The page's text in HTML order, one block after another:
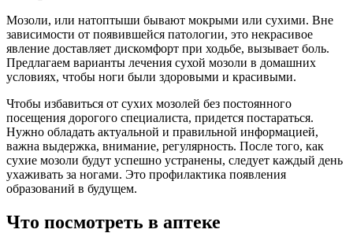
Мозоли, или натоптыши бывают мокрыми или сухими. Вне
зависимости от появившейся патологии, это некрасивое
явление доставляет дискомфорт при ходьбе, вызывает боль.
Предлагаем варианты лечения сухой мозоли в домашних
условиях, чтобы ноги были здоровыми и красивыми.
Чтобы избавиться от сухих мозолей без постоянного
посещения дорогого специалиста, придется постараться.
Нужно обладать актуальной и правильной информацией,
важна выдержка, внимание, регулярность. После того, как
сухие мозоли будут успешно устранены, следует каждый день
ухаживать за ногами. Это профилактика появления
образований в будущем.
Что посмотреть в аптеке